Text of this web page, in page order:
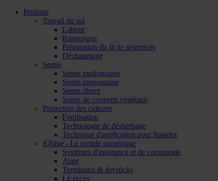
Produits
Travail du sol
Labour
Rappuyage
Préparation du lit de semences
Déchaumage
Semis
Semis multigraines
Semis monograine
Semis direct
Semis de couverts végétaux
Protection des cultures
Fertilisation
Technologie de désherbage
Technique d'application pour liquides
iQblue - Le monde numérique
Systèmes d'assistance et de commande
Apps
Terminaux & Joysticks
Licences